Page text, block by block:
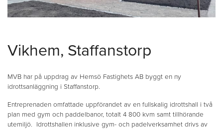
Vikhem, Staffanstorp
MVB har på uppdrag av Hemsö Fastighets AB byggt en ny
idrottsanläggning i Staffanstorp.
Entreprenaden omfattade uppförandet av en fullskalig idrottshall i två
plan med gym och paddelbanor, totalt 4 800 kvm samt tillhörande
utemiljö. Idrottshallen inklusive gym- och padelverksamhet drivs av